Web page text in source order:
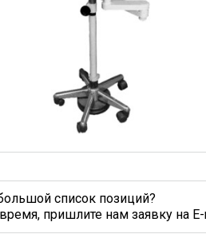
список позиций?
пришлите нам заявку на E-